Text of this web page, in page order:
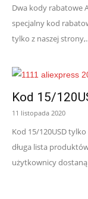
Dwa kody rabatowe
specjalny kod
tylko z naszej
Kod 15/
11 listopada 2020
Kod 15/120USD
długa lista
użytkownicy dostaną